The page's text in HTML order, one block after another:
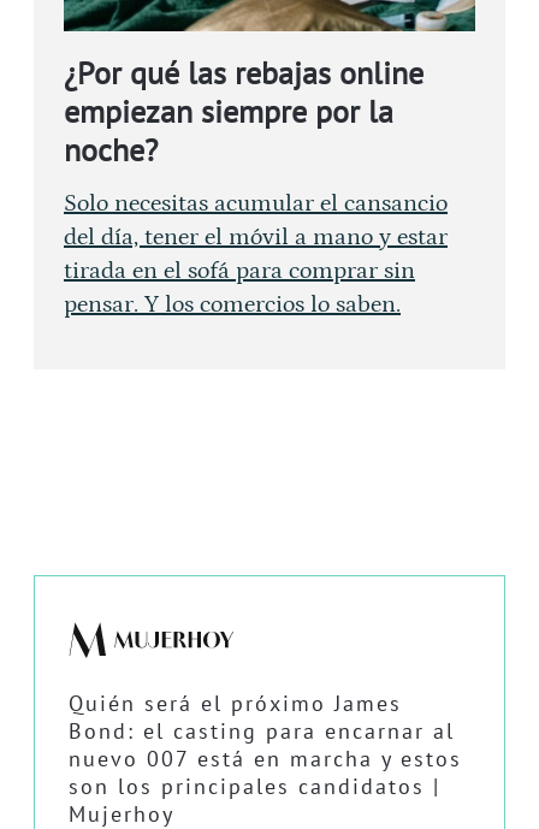
¿Por qué las rebajas online
empiezan siempre por la
noche?
Solo necesitas acumular el cansancio
del día, tener el móvil a mano y estar
tirada en el sofá para comprar sin
pensar. Y los comercios lo saben.
Quién será el próximo James
Bond: el casting para encarnar al
nuevo 007 está en marcha y estos
son los principales candidatos |
Mujerhoy